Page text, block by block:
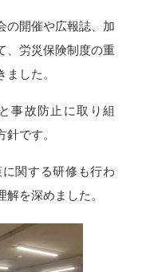
の開催や広報誌、加
、労災保険制度の重
した。
事故防止に取り組
です。
関する研修も行わ
を深めました。